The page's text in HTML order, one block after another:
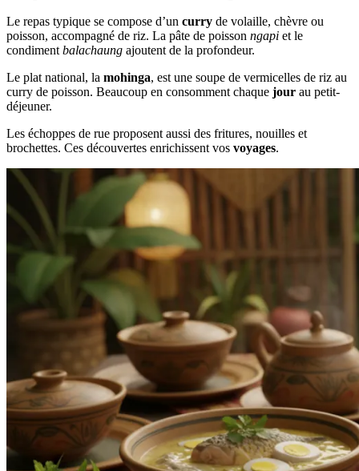
Le repas typique se compose d’un curry de volaille, chèvre ou
poisson, accompagné de riz. La pâte de poisson ngapi et le
condiment balachaung ajoutent de la profondeur.
Le plat national, la mohinga, est une soupe de vermicelles de riz au
curry de poisson. Beaucoup en consomment chaque jour au petit-
déjeuner.
Les échoppes de rue proposent aussi des fritures, nouilles et
brochettes. Ces découvertes enrichissent vos voyages.